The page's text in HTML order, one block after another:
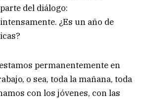
del diálogo:
¿Es un año de
permanentemente en
o sea, toda la mañana, toda
con los jóvenes, con las